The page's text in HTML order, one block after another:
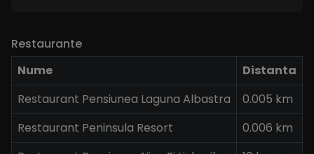
Restaurante
Nume
Distanta
Restaurant Pensiunea Laguna Albastra
0.005 km
Restaurant Peninsula Resort
0.006 km